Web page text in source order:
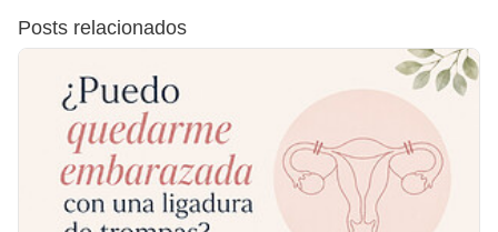
Posts relacionados